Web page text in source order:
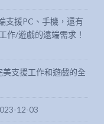
支援PC、手機，還有
作/遊戲的遠端需求！
美支援工作和遊戲的全
12-03